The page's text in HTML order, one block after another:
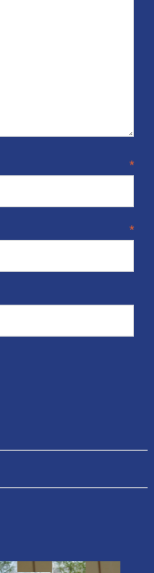
*
*